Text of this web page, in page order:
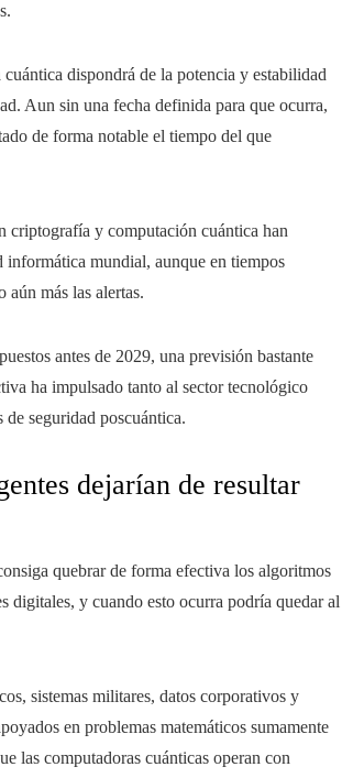
dispondrá de la potencia y estabilidad
Aun sin una fecha definida para que ocurra,
de forma notable el tiempo del que
criptografía y computación cuántica han
informática mundial, aunque en tiempos
aún más las alertas.
antes de 2029, una previsión bastante
ha impulsado tanto al sector tecnológico
de seguridad poscuántica.
dejarían de resultar
quebrar de forma efectiva los algoritmos
digitales, y cuando esto ocurra podría quedar al
sistemas militares, datos corporativos y
en problemas matemáticos sumamente
las computadoras cuánticas operan con